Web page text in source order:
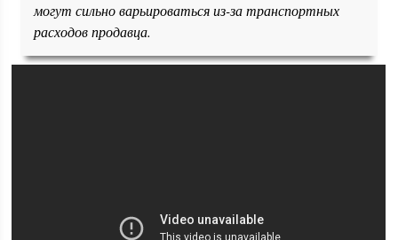
могут сильно варьироваться из-за транспортных
расходов продавца.